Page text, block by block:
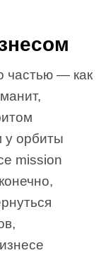
частью — как
у орбиты
mission